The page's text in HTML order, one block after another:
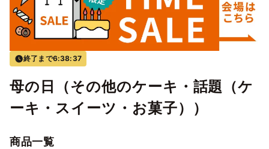
終了まで6:38:37
母の日（その他のケーキ・話題（ケ
ーキ・スイーツ・お菓子））
商品一覧